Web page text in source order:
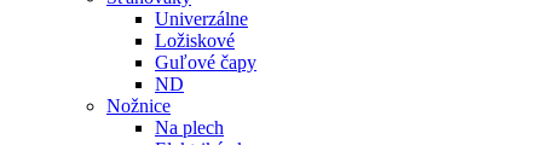
Univerzálne
Ložiskové
Guľové čapy
ND
Nožnice
Na plech